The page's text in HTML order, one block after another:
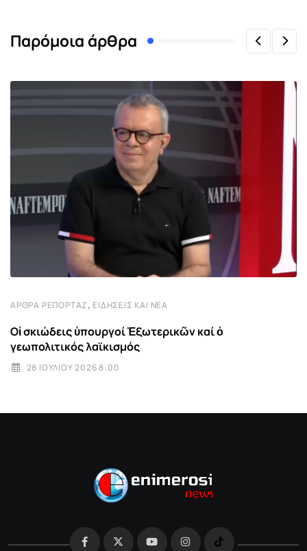
Παρόμοια άρθρα
ΆΡΘΡΑ ΡΕΠΟΡΤΆΖ, ΕΙΔΉΣΕΙΣ ΚΑΙ ΝΈΑ
Οἱ σκιώδεις ὑπουργοί Ἐξωτερικῶν καί ὁ
γεωπολιτικός λαϊκισμός
28 ΙΟΥΛΊΟΥ 2026 8:00